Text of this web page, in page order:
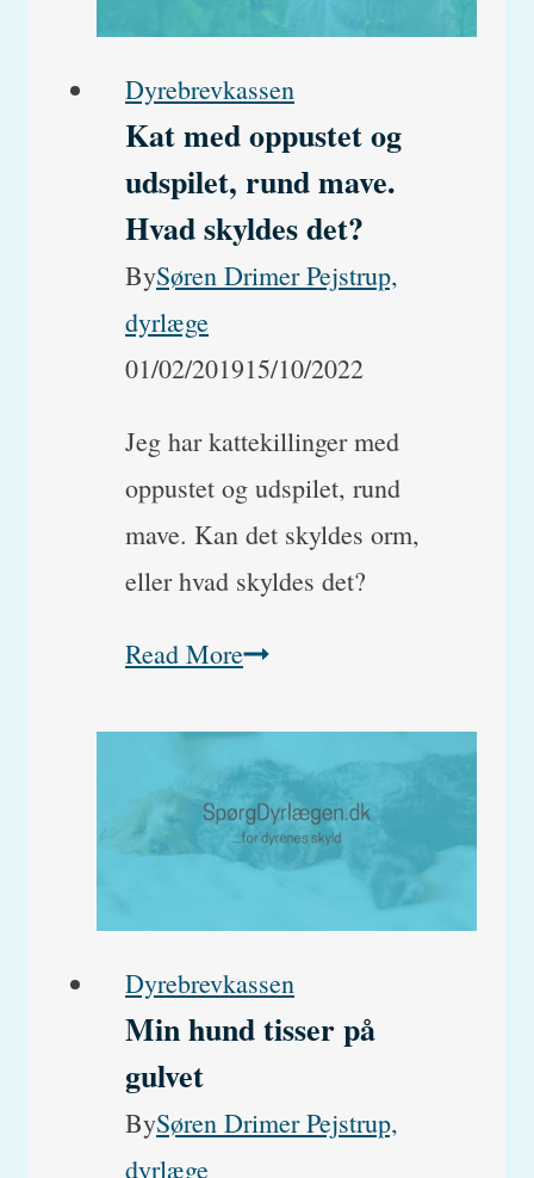
Dyrebrevkassen
Kat med oppustet og
udspilet, rund mave.
Hvad skyldes det?
BySøren Drimer Pejstrup,
dyrlæge
01/02/201915/10/2022
Jeg har kattekillinger med
oppustet og udspilet, rund
mave. Kan det skyldes orm,
eller hvad skyldes det?
Read MoreKat
oppustet
udspilet,
mave.
Hvad
skyldes
Dyrebrevkassen
Min hund tisser på
gulvet
BySøren Drimer Pejstrup,
dyrlæge